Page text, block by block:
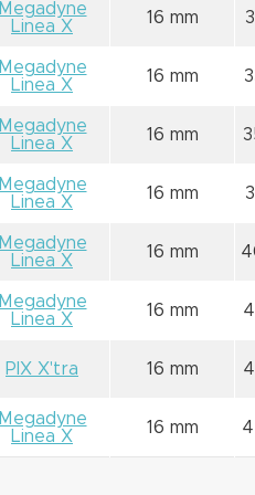
Megadyne
Linea X
16 mm
Megadyne
Linea X
16 mm
Megadyne
Linea X
16 mm
Megadyne
Linea X
16 mm
Megadyne
Linea X
16 mm
Megadyne
Linea X
16 mm
PIX X'tra 16 mm
Megadyne
Linea X
16 mm